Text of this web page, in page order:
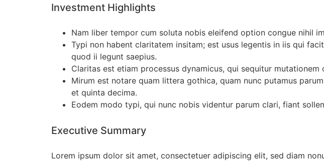
Investment Highlights
Nam liber tempor cum soluta nobis eleifend option congue nihil
Typi non habent claritatem insitam; est usus legentis in iis qui
quod ii legunt saepius.
Claritas est etiam processus dynamicus, qui sequitur mutationem
Mirum est notare quam littera gothica, quam nunc putamus
et quinta decima.
Eodem modo typi, qui nunc nobis videntur parum clari, fiant
Executive Summary
Lorem ipsum dolor sit amet, consectetuer adipiscing elit, sed diam